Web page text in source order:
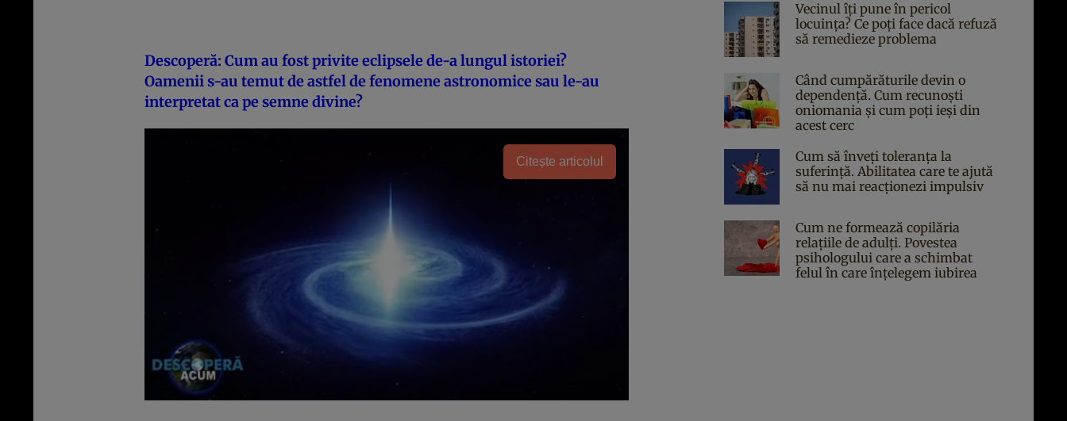
Descoperă: Cum au fost privite eclipsele de-a lungul istoriei?
Oamenii s-au temut de astfel de fenomene astronomice sau le-au
interpretat ca pe semne divine?
Citește articolul
Vecinul îți pune în pericol
locuința? Ce poți face dacă refuză
să remedieze problema
Când cumpărăturile devin o
dependență. Cum recunoști
oniomania și cum poți ieși din
acest cerc
Cum să înveți toleranța la
suferință. Abilitatea care te ajută
să nu mai reacționezi impulsiv
Cum ne formează copilăria
relațiile de adulți. Povestea
psihologului care a schimbat
felul în care înțelegem iubirea